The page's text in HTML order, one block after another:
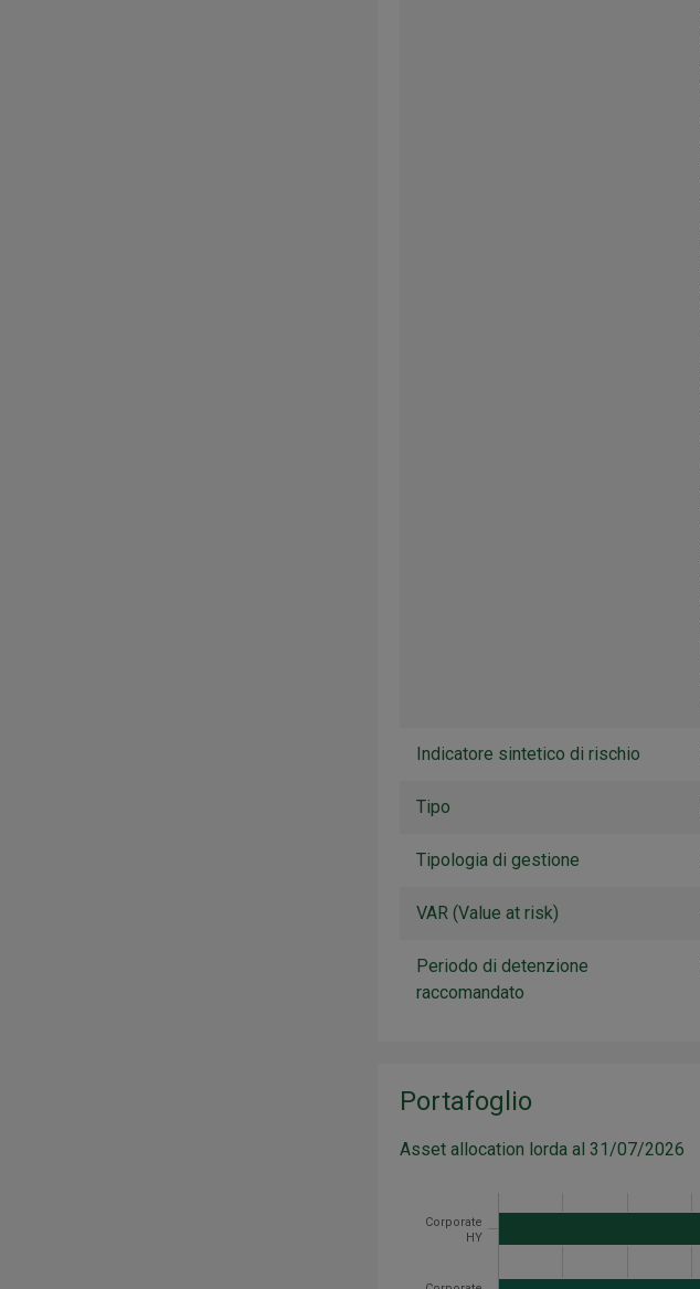
Indicatore sintetico di rischio
Tipo
Tipologia di gestione
VAR (Value at risk)
Periodo di detenzione
raccomandato
Portafoglio
Asset allocation lorda al 31/07/2026
Corporate HY
32.1
Governativo Emergenti
5.7
Corporate
HY